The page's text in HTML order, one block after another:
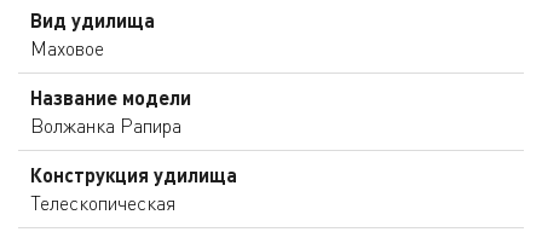
Вид удилища
Маховое
Название модели
Волжанка Рапира
Конструкция удилища
Телескопическая